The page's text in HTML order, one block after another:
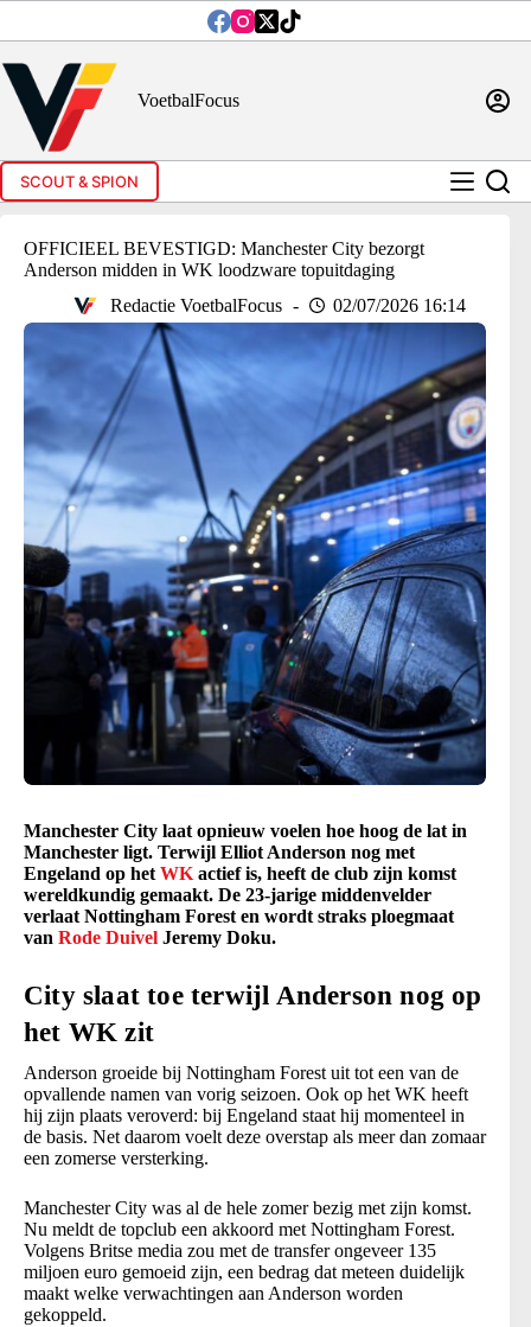
inhoud
VoetbalFocus
SCOUT & SPION
OFFICIEEL BEVESTIGD: Manchester City bezorgt
Anderson midden in WK loodzware topuitdaging
Redactie VoetbalFocus
02/07/2026 16:14
Manchester City laat opnieuw voelen hoe hoog de lat in
Manchester ligt. Terwijl Elliot Anderson nog met
Engeland op het WK actief is, heeft de club zijn komst
wereldkundig gemaakt. De 23-jarige middenvelder
verlaat Nottingham Forest en wordt straks ploegmaat
van Rode Duivel Jeremy Doku.
City slaat toe terwijl Anderson nog op
het WK zit
Anderson groeide bij Nottingham Forest uit tot een van de
opvallende namen van vorig seizoen. Ook op het WK heeft
hij zijn plaats veroverd: bij Engeland staat hij momenteel in
de basis. Net daarom voelt deze overstap als meer dan zomaar
een zomerse versterking.
Manchester City was al de hele zomer bezig met zijn komst.
Nu meldt de topclub een akkoord met Nottingham Forest.
Volgens Britse media zou met de transfer ongeveer 135
miljoen euro gemoeid zijn, een bedrag dat meteen duidelijk
maakt welke verwachtingen aan Anderson worden
gekoppeld.